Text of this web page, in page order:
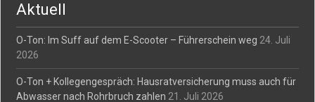
Aktuell
O-Ton: Im Suff auf dem E-Scooter – Führerschein weg 24. Juli
2026
O-Ton + Kollegengespräch: Hausratversicherung muss auch für
Abwasser nach Rohrbruch zahlen 21. Juli 2026